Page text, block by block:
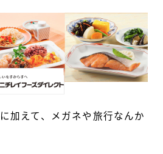
加えて、メガネや旅行なんか